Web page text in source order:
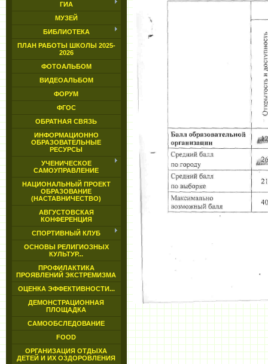
ГИА
МУЗЕЙ
БИБЛИОТЕКА
ПЛАН РАБОТЫ ШКОЛЫ 2025-
2026
ФОТОАЛЬБОМ
ВИДЕОАЛЬБОМ
ФОРУМ
ФГОС
ОБРАТНАЯ СВЯЗЬ
ИНФОРМАЦИОННО
ОБРАЗОВАТЕЛЬНЫЕ
РЕСУРСЫ
УЧЕНИЧЕСКОЕ
САМОУПРАВЛЕНИЕ
НАЦИОНАЛЬНЫЙ ПРОЕКТ
ОБРАЗОВАНИЕ
(НАСТАВНИЧЕСТВО)
АВГУСТОВСКАЯ
КОНФЕРЕНЦИЯ
СПОРТИВНЫЙ КЛУБ
ОСНОВЫ РЕЛИГИОЗНЫХ
КУЛЬТУР...
ПРОФИЛАКТИКА
ПРОЯВЛЕНИЙ ЭКСТРЕМИЗМА
ОЦЕНКА ЭФФЕКТИВНОСТИ...
ДЕМОНСТРАЦИОННАЯ
ПЛОЩАДКА
САМООБСЛЕДОВАНИЕ
FOOD
ОРГАНИЗАЦИЯ ОТДЫХА
ДЕТЕЙ И ИХ ОЗДОРОВЛЕНИЯ